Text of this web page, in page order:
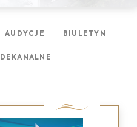
AUDYCJE BIULETYN